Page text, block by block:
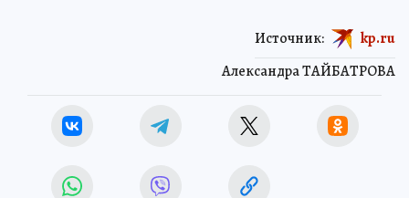
Александра ТАЙБАТРОВА
Источник: kp.ru